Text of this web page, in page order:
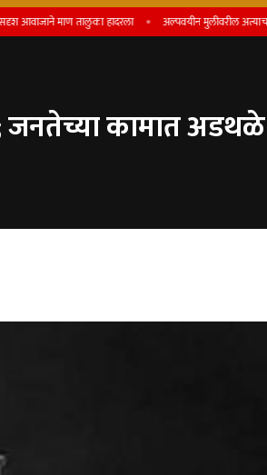
माण तालुका हादरला अल्पवयीन मुलीवरील अत्याचार
जनतेच्या कामात